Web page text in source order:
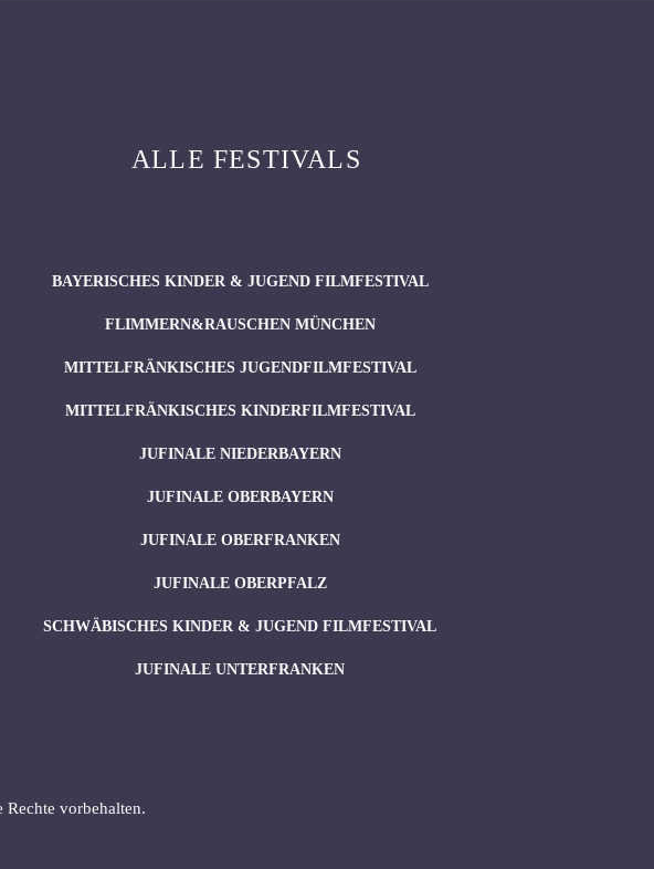
ALLE FESTIVALS
BAYERISCHES KINDER & JUGEND FILMFESTIVAL
FLIMMERN&RAUSCHEN MÜNCHEN
MITTELFRÄNKISCHES JUGENDFILMFESTIVAL
MITTELFRÄNKISCHES KINDERFILMFESTIVAL
JUFINALE NIEDERBAYERN
JUFINALE OBERBAYERN
JUFINALE OBERFRANKEN
JUFINALE OBERPFALZ
SCHWÄBISCHES KINDER & JUGEND FILMFESTIVAL
JUFINALE UNTERFRANKEN
Rechte vorbehalten.